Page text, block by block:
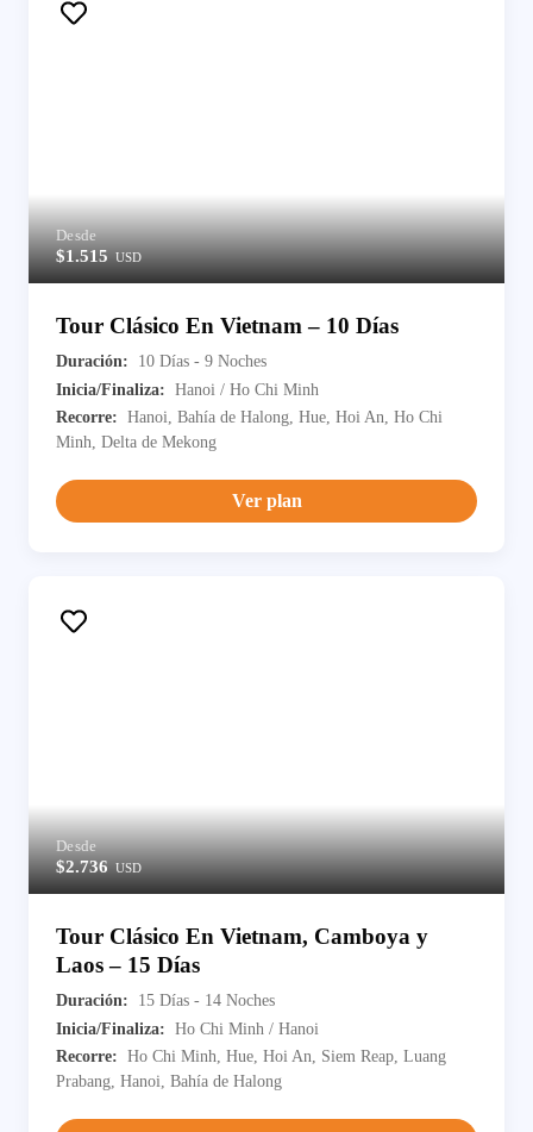
Desde
$1.515USD
Tour Clásico En Vietnam – 10 Días
Duración:
10 Días - 9 Noches
Inicia/Finaliza: Hanoi / Ho Chi Minh
Recorre: Hanoi, Bahía de Halong, Hue, Hoi An, Ho Chi
Minh, Delta de Mekong
Ver plan
Desde
$2.736USD
Tour Clásico En Vietnam, Camboya y
Laos – 15 Días
Duración:
15 Días - 14 Noches
Inicia/Finaliza: Ho Chi Minh / Hanoi
Recorre: Ho Chi Minh, Hue, Hoi An, Siem Reap, Luang
Prabang, Hanoi, Bahía de Halong